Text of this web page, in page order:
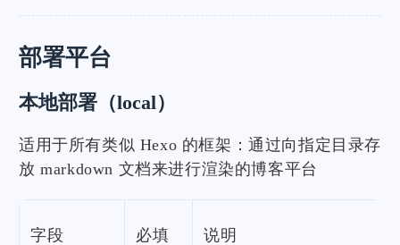
部署平台
本地部署（local）
适用于所有类似 Hexo 的框架：通过向指定目录存
放 markdown 文档来进行渲染的博客平台
字段 必填 说明